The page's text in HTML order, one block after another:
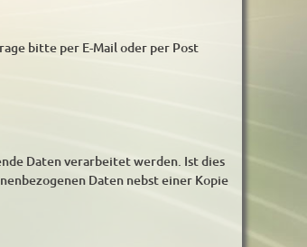
bitte per E-Mail oder per Post
Daten verarbeitet werden. Ist dies
Daten nebst einer Kopie